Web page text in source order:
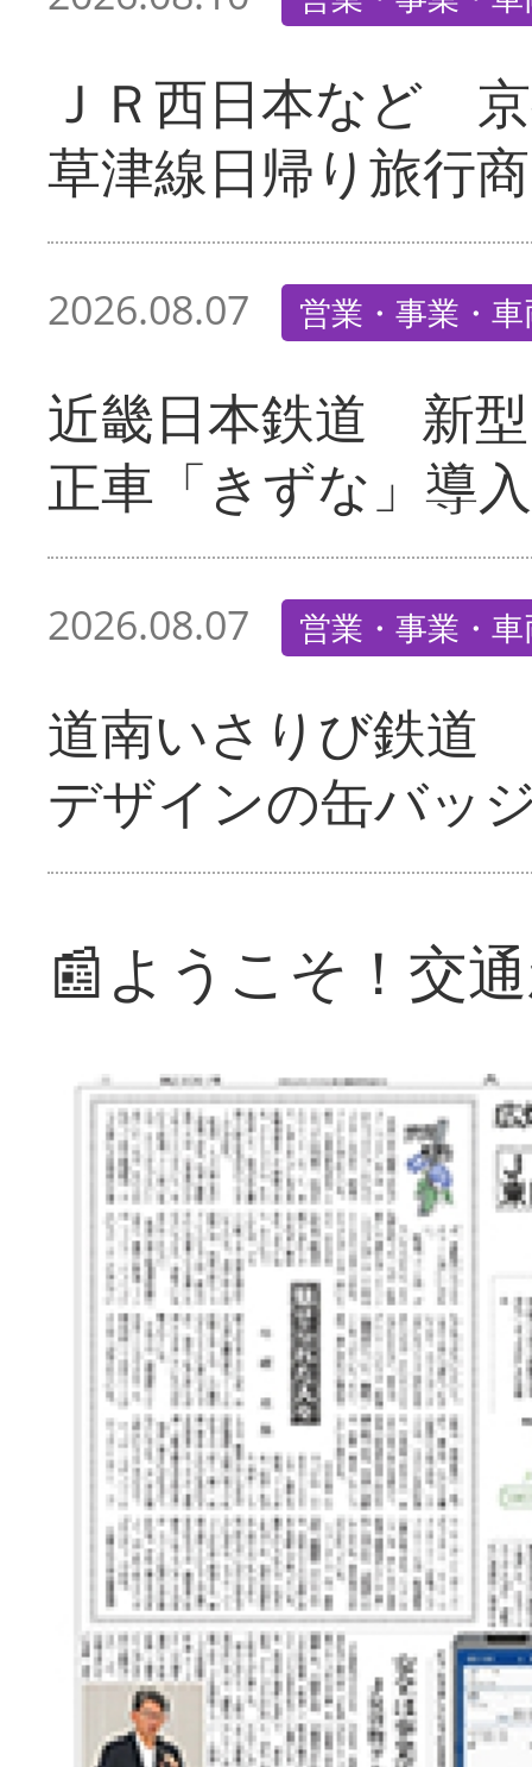
ＪＲ西日本など
草津線日帰り旅行
2026.08.07 営業・事業・
近畿日本鉄道 新
正車「きずな」導入
2026.08.07 営業・事業・
道南いさりび鉄道
デザインの缶バッ
📰ようこそ！交